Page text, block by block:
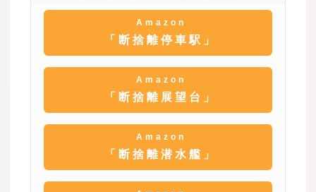
Amazon
「断捨離停車駅」
Amazon
「断捨離展望台」
Amazon
「断捨離潜水艦」